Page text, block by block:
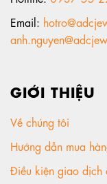
Email:
GIỚI THIỆU
Về chúng tôi
Hướng dẫn mua
Điều kiện giao dịch